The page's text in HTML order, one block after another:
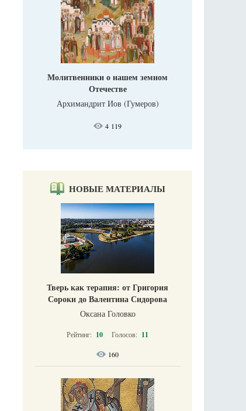
Молитвенники о нашем земном
Отечестве
Архимандрит Иов (Гумеров)
4 119
НОВЫЕ МАТЕРИАЛЫ
Тверь как терапия: от Григория
Сороки до Валентина Сидорова
Оксана Головко
Рейтинг: 10 Голосов: 11
160